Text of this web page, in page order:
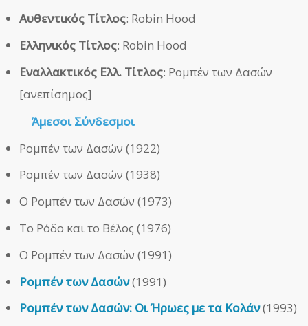
Αυθεντικός Τίτλος: Robin Hood
Ελληνικός Τίτλος: Robin Hood
Εναλλακτικός Ελλ. Τίτλος: Ρομπέν των Δασών
[ανεπίσημος]
ΆμεσοιΣύνδεσμοι
Ρομπέν των Δασών (1922)
Ρομπέν των Δασών (1938)
Ο Ρομπέν των Δασών (1973)
Το Ρόδο και το Βέλος (1976)
Ο Ρομπέν των Δασών (1991)
Ρομπέν των Δασών(1991)
Ρομπέν των Δασών: Οι Ήρωες με τα Κολάν(1993)